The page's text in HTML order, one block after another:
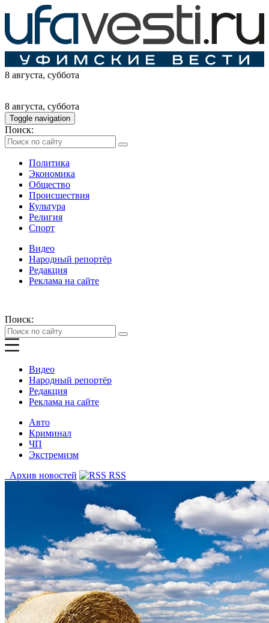
8 августа, суббота
8 августа, суббота
Toggle navigation
Поиск:
Политика
Экономика
Общество
Происшествия
Культура
Религия
Спорт
Видео
Народный репортёр
Редакция
Реклама на сайте
Поиск:
Видео
Народный репортёр
Редакция
Реклама на сайте
Авто
Криминал
ЧП
Экстремизм
Архив новостей
RSS